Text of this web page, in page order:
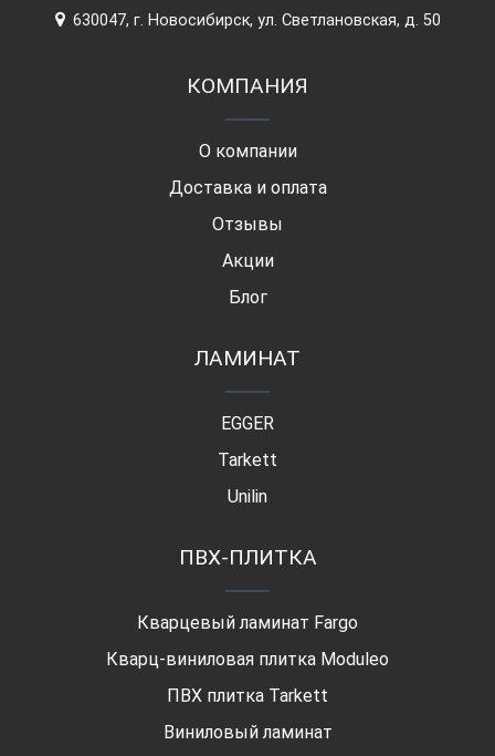
630047, г. Новосибирск, ул. Светлановская, д. 50
КОМПАНИЯ
О компании
Доставка и оплата
Отзывы
Акции
Блог
ЛАМИНАТ
EGGER
Tarkett
Unilin
ПВХ-ПЛИТКА
Кварцевый ламинат Fargo
Кварц-виниловая плитка Moduleo
ПВХ плитка Tarkett
Виниловый ламинат